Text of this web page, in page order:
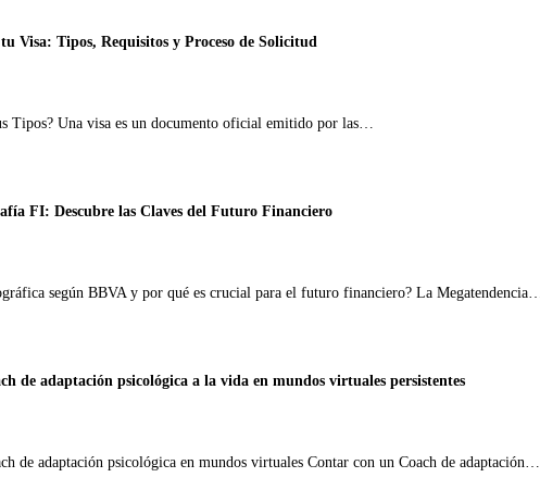
Visa: Tipos, Requisitos y Proceso de Solicitud
Tipos? Una visa es un documento oficial emitido por las…
FI: Descubre las Claves del Futuro Financiero
según BBVA y por qué es crucial para el futuro financiero? La Megatendencia…
de adaptación psicológica a la vida en mundos virtuales persistentes
de adaptación psicológica en mundos virtuales Contar con un Coach de adaptación…